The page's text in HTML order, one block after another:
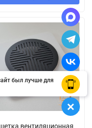
вентиляционная
был лучше для
OK